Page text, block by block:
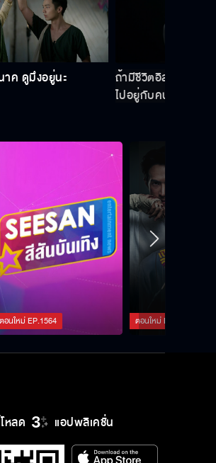
ที่
ถ้ากระผมห่วงตัวเองมากกว่าคุณหนู
คงไม่พาหนีมาไกลขนาดนี้หรอก
รีบไปกันเถอะ เดี๋ยวใครมาเห็น
นายมากต้องพาฉันหนี !
พี่มากทำให้อุ่นใจทุกครั้ง เวลาที่อยู่ใกล้
ๆ
ค ดูมึงอยู่นะ
ถ้ามีชีวิตอิสระเหมือ
ไปอยู่กับคนที่ฉันรัก
ตอนใหม่EP.1564 ตอนใหม่EP.
หลด แอปพลิเคชั่น